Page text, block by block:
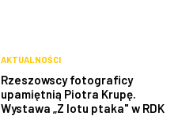
AKTUALNOŚCI
Rzeszowscy fotograficy
upamiętnią Piotra Krupę.
Wystawa „Z lotu ptaka" w RDK